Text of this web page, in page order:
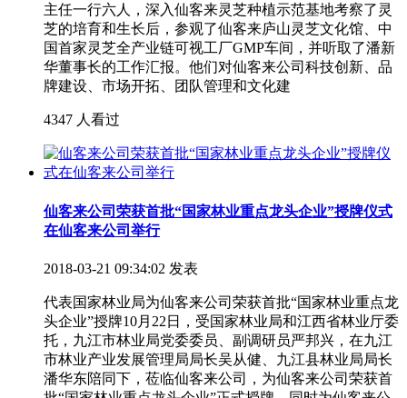
主任一行六人，深入仙客来灵芝种植示范基地考察了灵
芝的培育和生长后，参观了仙客来庐山灵芝文化馆、中
国首家灵芝全产业链可视工厂GMP车间，并听取了潘新
华董事长的工作汇报。他们对仙客来公司科技创新、品
牌建设、市场开拓、团队管理和文化建
4347 人看过
仙客来公司荣获首批“国家林业重点龙头企业”授牌仪式
在仙客来公司举行
2018-03-21 09:34:02 发表
代表国家林业局为仙客来公司荣获首批“国家林业重点龙
头企业”授牌10月22日，受国家林业局和江西省林业厅委
托，九江市林业局党委委员、副调研员严邦兴，在九江
市林业产业发展管理局局长吴从健、九江县林业局局长
潘华东陪同下，莅临仙客来公司，为仙客来公司荣获首